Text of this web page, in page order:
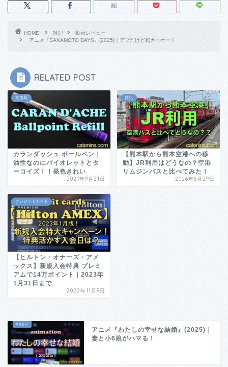
HOME 雑記
動画レビュー
アニメ『SAKAMOTO DAYS』(2025)｜デブだけど超カッケー！
RELATED POST
文房具
カランダッシュ ボールペン｜
油性なのにバイオレットとタ
ーコイズ！！発色きれい
2021年9月21日
雑記
【熊本駅から熊本空港への移
動】JR利用はどうなの？空港
リムジンバスと比べてみた！
2026年6月29日
クレジットカード
【ヒルトン・オナーズ・アメ
ックス】新規入会特典 プレミ
アムで14万ポイント｜2023年
1月31日まで
2022年11月9日
アニメ『わたしの幸せな結婚』(2025)｜
妻と小6娘がハマる！